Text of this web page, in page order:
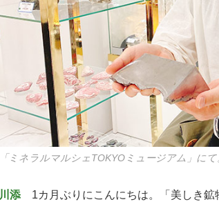
「ミネラルマルシェTOKYOミュージアム」に
川添 1カ月ぶりにこんにちは。「美しき鉱